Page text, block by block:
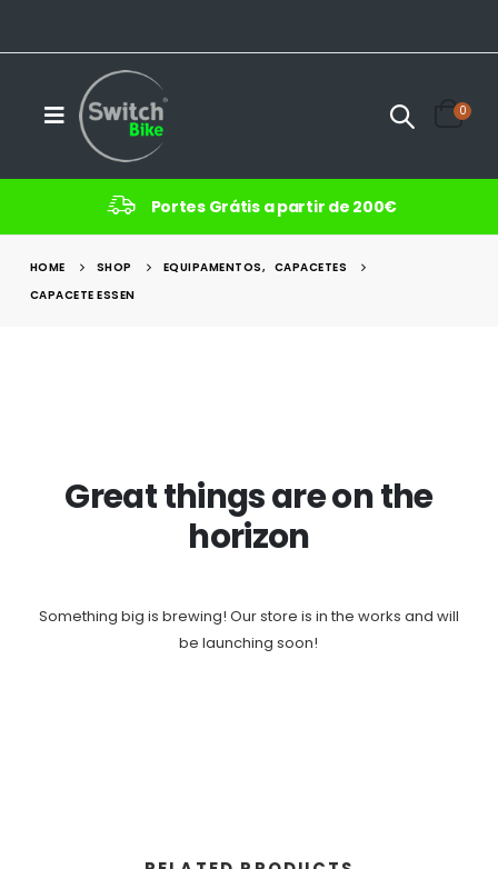
0
Portes Grátis a partir de 200€
HOME SHOP EQUIPAMENTOS, CAPACETES
CAPACETE ESSEN
Great things are on the
horizon
Something big is brewing! Our store is in the works and will
be launching soon!